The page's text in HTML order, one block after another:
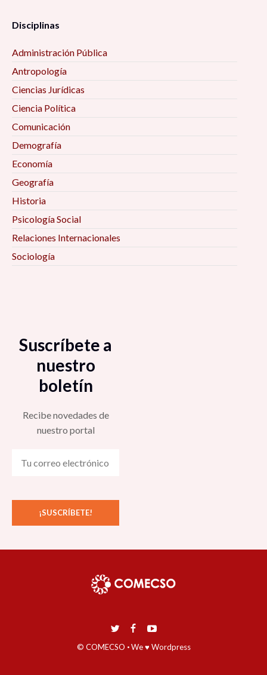
Disciplinas
Administración Pública
Antropología
Ciencias Jurídicas
Ciencia Política
Comunicación
Demografía
Economía
Geografía
Historia
Psicología Social
Relaciones Internacionales
Sociología
Suscríbete a
nuestro
boletín
Recibe novedades de
nuestro portal
© COMECSO ·We ♥ Wordpress